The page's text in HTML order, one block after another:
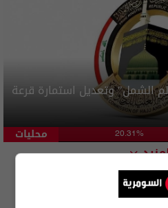
الشمل" وتعديل استمارة قرعة
محليات 20.31%